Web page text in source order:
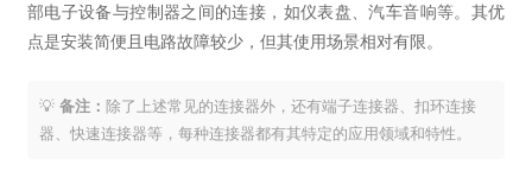
部电子设备与控制器之间的连接，如仪表盘、汽车音响等。其优
点是安装简便且电路故障较少，但其使用场景相对有限。
备注： 除了上述常见的连接器外，还有端子连接器、扣环连接
器、快速连接器等，每种连接器都有其特定的应用领域和特性。